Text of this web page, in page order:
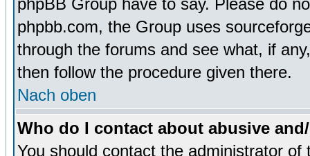
phpBB Group have to say. Please do
phpbb.com, the Group uses
through the forums and see what, if
then follow the procedure given there.
Nach oben
Who do I contact about abusive
You should contact the administrator